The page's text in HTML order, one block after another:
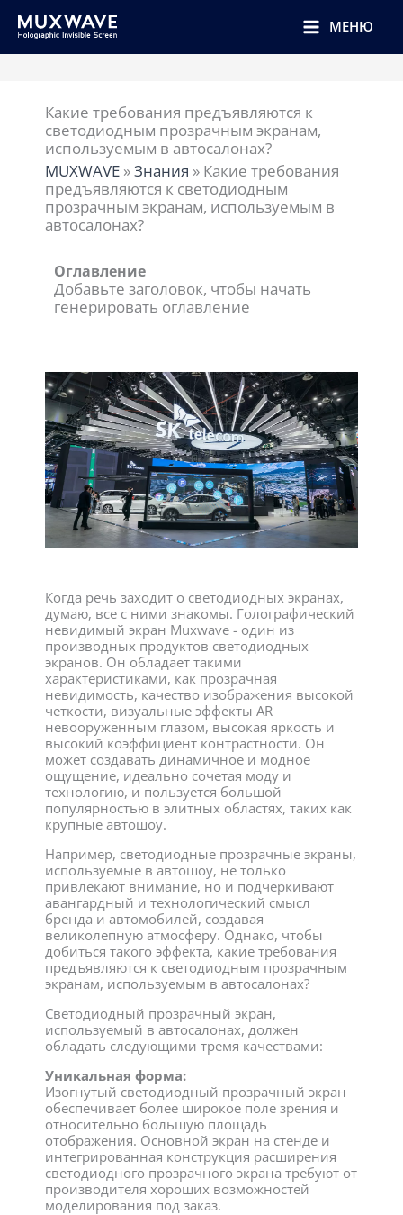
МЕНЮ
Какие требования предъявляются к
светодиодным прозрачным экранам,
используемым в автосалонах?
MUXWAVE »Знания » Какие требования
предъявляются к светодиодным
прозрачным экранам, используемым в
автосалонах?
Оглавление
Добавьте заголовок, чтобы начать
генерировать оглавление
Когда речь заходит о светодиодных экранах,
думаю, все с ними знакомы. Голографический
невидимый экран Muxwave - один из
производных продуктов светодиодных
экранов. Он обладает такими
характеристиками, как прозрачная
невидимость, качество изображения высокой
четкости, визуальные эффекты AR
невооруженным глазом, высокая яркость и
высокий коэффициент контрастности. Он
может создавать динамичное и модное
ощущение, идеально сочетая моду и
технологию, и пользуется большой
популярностью в элитных областях, таких как
крупные автошоу.
Например, светодиодные прозрачные экраны,
используемые в автошоу, не только
привлекают внимание, но и подчеркивают
авангардный и технологический смысл
бренда и автомобилей, создавая
великолепную атмосферу. Однако, чтобы
добиться такого эффекта, какие требования
предъявляются к светодиодным прозрачным
экранам, используемым в автосалонах?
Светодиодный прозрачный экран,
используемый в автосалонах, должен
обладать следующими тремя качествами:
Уникальная форма:
Изогнутый светодиодный прозрачный экран
обеспечивает более широкое поле зрения и
относительно большую площадь
отображения. Основной экран на стенде и
интегрированная конструкция расширения
светодиодного прозрачного экрана требуют от
производителя хороших возможностей
моделирования под заказ.